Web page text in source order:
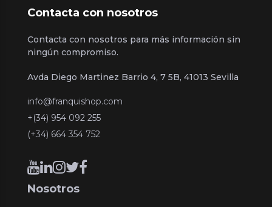
Contacta con nosotros
Contacta con nosotros para más información sin
ningún compromiso.
Avda Diego Martinez Barrio 4, 7 5B, 41013 Sevilla
info@franquishop.com
+(34) 954 092 255
(+34) 664 354 752
Nosotros